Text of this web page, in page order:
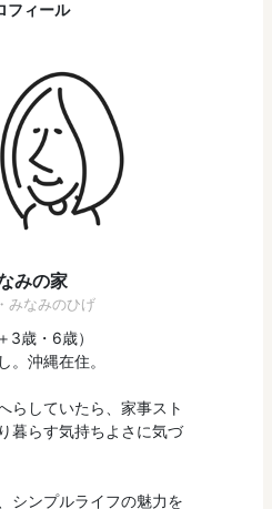
フィール
みの家
みなみのひげ
3歳・6歳）
。沖縄在住。
らしていたら、家事スト
暮らす気持ちよさに気づ
シンプルライフの魅力を